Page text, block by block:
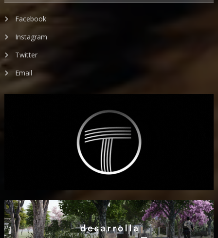
Facebook
Instagram
Twitter
Email